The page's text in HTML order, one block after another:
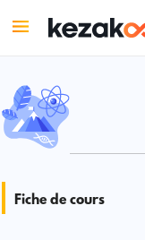
Fiche de cours